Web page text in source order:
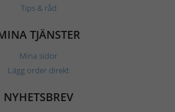
Tips & råd
TJÄNSTER
Mina sidor
Lägg order direkt
NYHETSBREV